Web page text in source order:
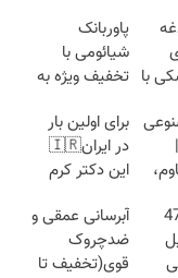
با
پاوربانک
شیائومی با
تخفیف ویژه به
برای اولین بار
در ایران🇮🇷
این دکتر کرم
روزه ساخت!
47
آبرسانی عمقی و
ضدچروک
قوی(تخفیف تا